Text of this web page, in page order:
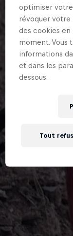
optimiser votre
révoquer votre
des cookies
moment. Vous
informations
et dans les
dessous.
Tout